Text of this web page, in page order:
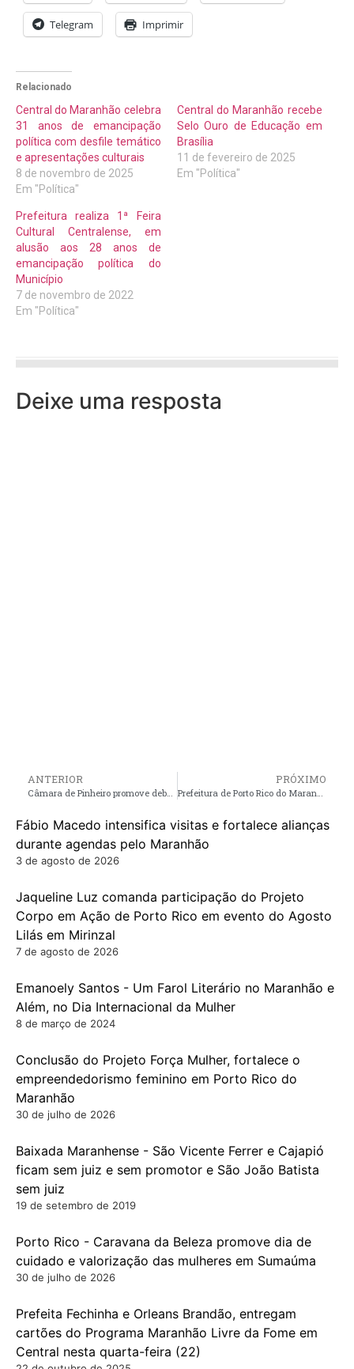
Telegram Imprimir
Relacionado
Central do Maranhão celebra
31 anos de emancipação
política com desfile temático
e apresentações culturais
8 de novembro de 2025
Em "Política"
Central do Maranhão recebe
Selo Ouro de Educação em
Brasília
11 de fevereiro de 2025
Em "Política"
Prefeitura realiza 1ª Feira
Cultural Centralense, em
alusão aos 28 anos de
emancipação política do
Município
7 de novembro de 2022
Em "Política"
Deixe uma resposta
ANTERIOR
Câmara de Pinheiro promove debate sobre o Setembro Amarelo, mês de combate ao suicídio
PRÓXIMO
Prefeitura de Porto Rico do Maranhão, promove grande culto em ação de graças pelos 31 anos de emancipação política do Município
Fábio Macedo intensifica visitas e fortalece alianças
durante agendas pelo Maranhão
3 de agosto de 2026
Jaqueline Luz comanda participação do Projeto
Corpo em Ação de Porto Rico em evento do Agosto
Lilás em Mirinzal
7 de agosto de 2026
Emanoely Santos - Um Farol Literário no Maranhão e
Além, no Dia Internacional da Mulher
8 de março de 2024
Conclusão do Projeto Força Mulher, fortalece o
empreendedorismo feminino em Porto Rico do
Maranhão
30 de julho de 2026
Baixada Maranhense - São Vicente Ferrer e Cajapió
ficam sem juiz e sem promotor e São João Batista
sem juiz
19 de setembro de 2019
Porto Rico - Caravana da Beleza promove dia de
cuidado e valorização das mulheres em Sumaúma
30 de julho de 2026
Prefeita Fechinha e Orleans Brandão, entregam
cartões do Programa Maranhão Livre da Fome em
Central nesta quarta-feira (22)